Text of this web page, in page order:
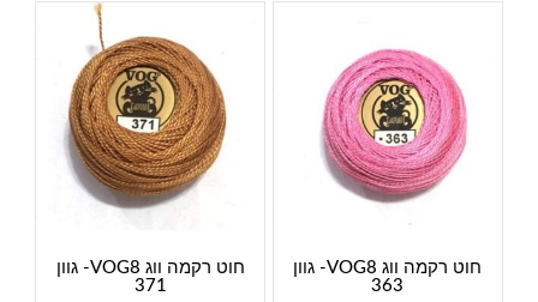
חוט רקמה ווג VOG8- גוון
363
חוט רקמה ווג VOG8- גוון
371